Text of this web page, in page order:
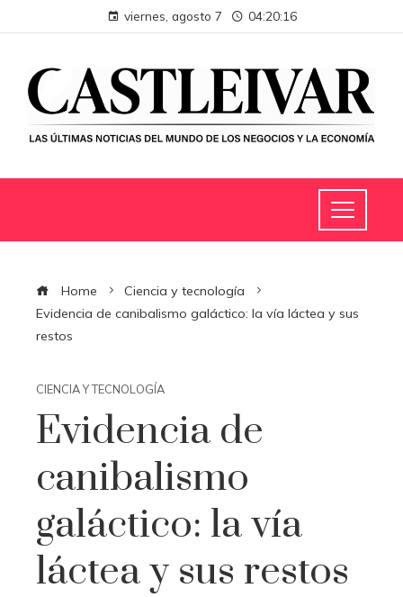
viernes, agosto 7 04:20:17
Home
Ciencia y tecnología
Evidencia de canibalismo galáctico: la vía láctea y sus
restos
CIENCIA Y TECNOLOGÍA
Evidencia de
canibalismo
galáctico: la vía
láctea y sus restos